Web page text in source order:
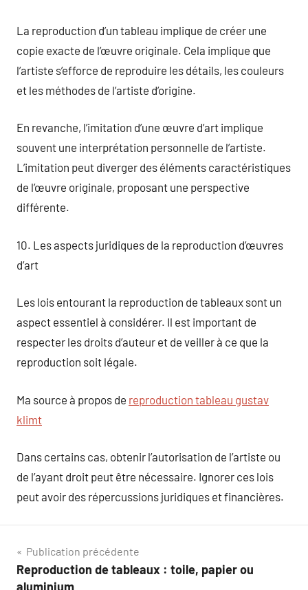
La reproduction d’un tableau implique de créer une
copie exacte de l’œuvre originale. Cela implique que
l’artiste s’efforce de reproduire les détails, les couleurs
et les méthodes de l’artiste d’origine.
En revanche, l’imitation d’une œuvre d’art implique
souvent une interprétation personnelle de l’artiste.
L’imitation peut diverger des éléments caractéristiques
de l’œuvre originale, proposant une perspective
différente.
10. Les aspects juridiques de la reproduction d’œuvres
d’art
Les lois entourant la reproduction de tableaux sont un
aspect essentiel à considérer. Il est important de
respecter les droits d’auteur et de veiller à ce que la
reproduction soit légale.
Ma source à propos de reproduction tableau gustav
klimt
Dans certains cas, obtenir l’autorisation de l’artiste ou
de l’ayant droit peut être nécessaire. Ignorer ces lois
peut avoir des répercussions juridiques et financières.
Navigation
de
Publication précédente
Reproduction de tableaux : toile, papier ou
aluminium